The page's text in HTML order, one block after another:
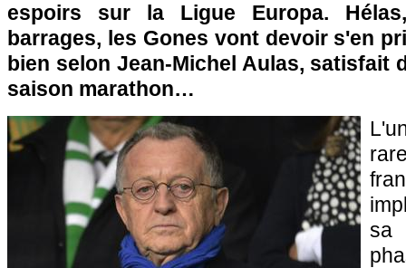
espoirs sur la Ligue Europa.
barrages, les Gones vont devoir s'en
bien selon Jean-Michel Aulas, satisfait
saison marathon…
sa